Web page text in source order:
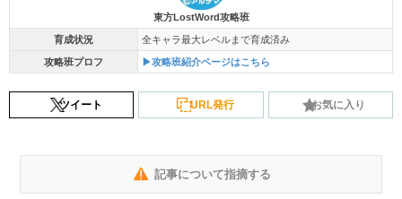
東方LostWord攻略班
育成状況 全キャラ最大レベルまで育成済み
攻略班プロフ ▶攻略班紹介ページはこちら
ツイート URL発行 お気に入り
記事について指摘する